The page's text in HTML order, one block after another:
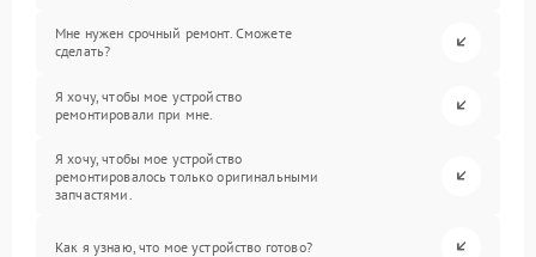
Мне нужен срочный ремонт. Сможете
сделать?
Я хочу, чтобы мое устройство
ремонтировали при мне.
Я хочу, чтобы мое устройство
ремонтировалось только оригинальными
запчастями.
Как я узнаю, что мое устройство готово?